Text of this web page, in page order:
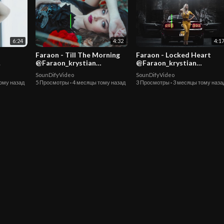
6:24
назад
4:32
Faraon - Till The Morning
@Faraon_krystian
#dancemusic2026
#deephousemusic #spotify
#carmusic #edm
SounDifyVideo
5 Просмотры ·4 месяцы тому назад
4:17
Faraon - Locked Heart
@Faraon_krystian
#dancemusic2026
#deephousemusic #spotify
#carmusic #edm
SounDifyVideo
3 Просмотры · 3 месяцы тому